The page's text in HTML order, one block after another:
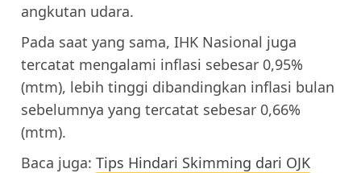
angkutan udara.
Pada saat yang sama, IHK Nasional juga
tercatat mengalami inflasi sebesar 0,95%
(mtm), lebih tinggi dibandingkan inflasi bulan
sebelumnya yang tercatat sebesar 0,66%
(mtm).
Baca juga: Tips Hindari Skimming dari OJK